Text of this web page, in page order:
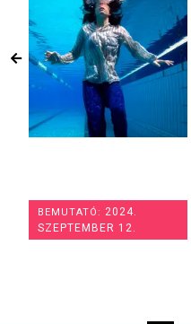
BEMUTATÓ: 2024.
SZEPTEMBER 12.